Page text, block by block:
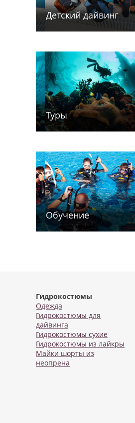
Детский дайв­­инг
Туры
Обучение
Гидрокостюмы
Одежда
Гидрокостюмы для
дайвинга
Гидрокостюмы сухие
Гидрокостюмы из лайкры
Майки шорты из
неопрена